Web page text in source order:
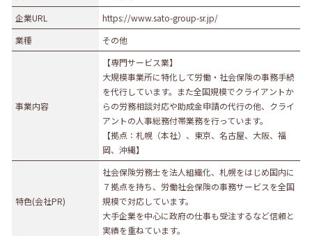
企業URL
https://www.sato-group-sr.jp/
業種
その他
事業内容
【専門サービス業】
大規模事業所に特化して労働・社会保険の事務手続
を代行しています。また全国規模でクライアントか
らの労務相談対応や助成金申請の代行の他、クライ
アントの人事総務付帯業務を行っています。
【拠点：札幌（本社）、東京、名古屋、大阪、福
岡、沖縄】
特色(会社PR)
社会保険労務士を法人組織化、札幌をはじめ国内に
７拠点を持ち、労働社会保険の事務サービスを全国
規模で対応しています。
大手企業を中心に政府の仕事も受注するなど信頼と
実績を重ねています。